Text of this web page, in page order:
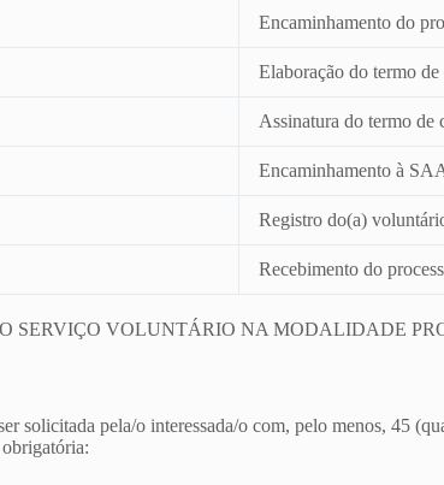
Encaminhamento do
Elaboração do termo
Assinatura do termo de
Encaminhamento à
Registro do(a)
Recebimento do
SERVIÇO VOLUNTÁRIO NA MODALIDADE
solicitada pela/o interessada/o com, pelo menos, 45